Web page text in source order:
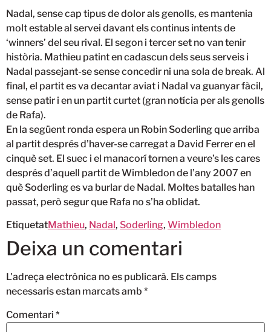
Nadal, sense cap tipus de dolor als genolls, es mantenia
molt estable al servei davant els continus intents de
‘winners’ del seu rival. El segon i tercer set no van tenir
història. Mathieu patint en cadascun dels seus serveis i
Nadal passejant-se sense concedir ni una sola de break. Al
final, el partit es va decantar aviat i Nadal va guanyar fàcil,
sense patir i en un partit curtet (gran notícia per als genolls
de Rafa).
En la següent ronda espera un Robin Soderling que arriba
al partit després d’haver-se carregat a David Ferrer en el
cinquè set. El suec i el manacorí tornen a veure’s les cares
després d’aquell partit de Wimbledon de l’any 2007 en
què Soderling es va burlar de Nadal. Moltes batalles han
passat, però segur que Rafa no s’ha oblidat.
EtiquetatMathieu, Nadal, Soderling, Wimbledon
Deixa un comentari
L'adreça electrònica no es publicarà. Els camps
necessaris estan marcats amb *
Comentari *